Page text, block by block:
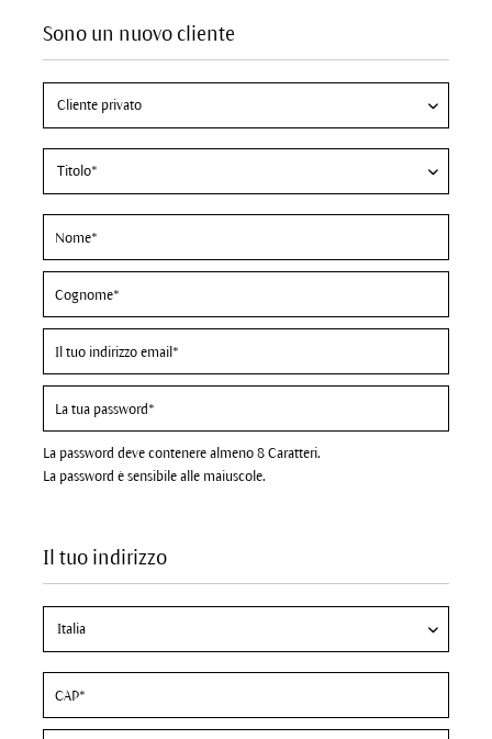
Sono un nuovo cliente
La password deve contenere almeno 8 Caratteri.
La password è sensibile alle maiuscole.
Il tuo indirizzo